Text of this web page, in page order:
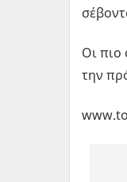
Οι πιο
την